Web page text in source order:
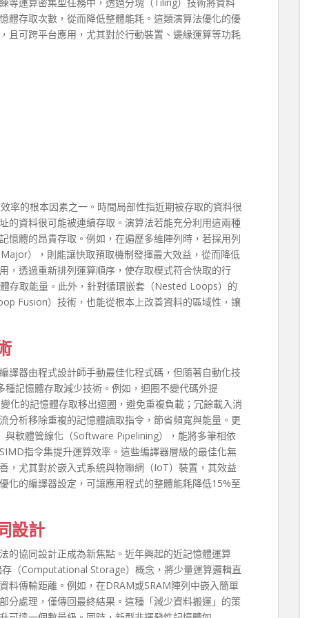
體存取次數，從而降低整體能耗。這類演算法優化的優
且可跨平台應用，尤其對於行動裝置、邊緣運算等功耗
率的根本因素之一。時間局部性指近期被存取的資料很
的資料很可能被連續存取。演算法若能充分利用這兩種
憶體的昂貴存取。例如，在遍歷多維陣列時，若採用列
），則能讓快取預取機制發揮最大效益，從而降低
，透過重新排列運算順序，使存取模式符合快取的行
存取能量。此外，針對循環嵌套（Nested Loops）的
Fusion）技術，也能從根本上改善資料的區域性，讓
譯器由程式設計師手動最佳化程式碼，但隨著自動化技
記憶體存取減少技術。例如，迴圈不變代碼外提
的記憶體存取移出迴圈，避免重複負載；冗餘載入消
析移除重複的記憶體讀取指令，節省頻寬與能量。更
軟體管線化（Software Pipelining），能將多筆相依
指令集提升運算效率。這些編譯器層級的最佳化無
，尤其對於嵌入式系統與物聯網（IoT）裝置，其效益
化的編譯器設定，可讓應用程式的整體能耗降低15%至
設計
的協同設計正成為新焦點。近年興起的近記憶體運算
（Computational Storage）概念，將少量運算邏輯直
料傳輸距離。例如，在DRAM或SRAM陣列中嵌入簡單
分處理，僅傳回最終結果。這種「減少資料搬運」的策